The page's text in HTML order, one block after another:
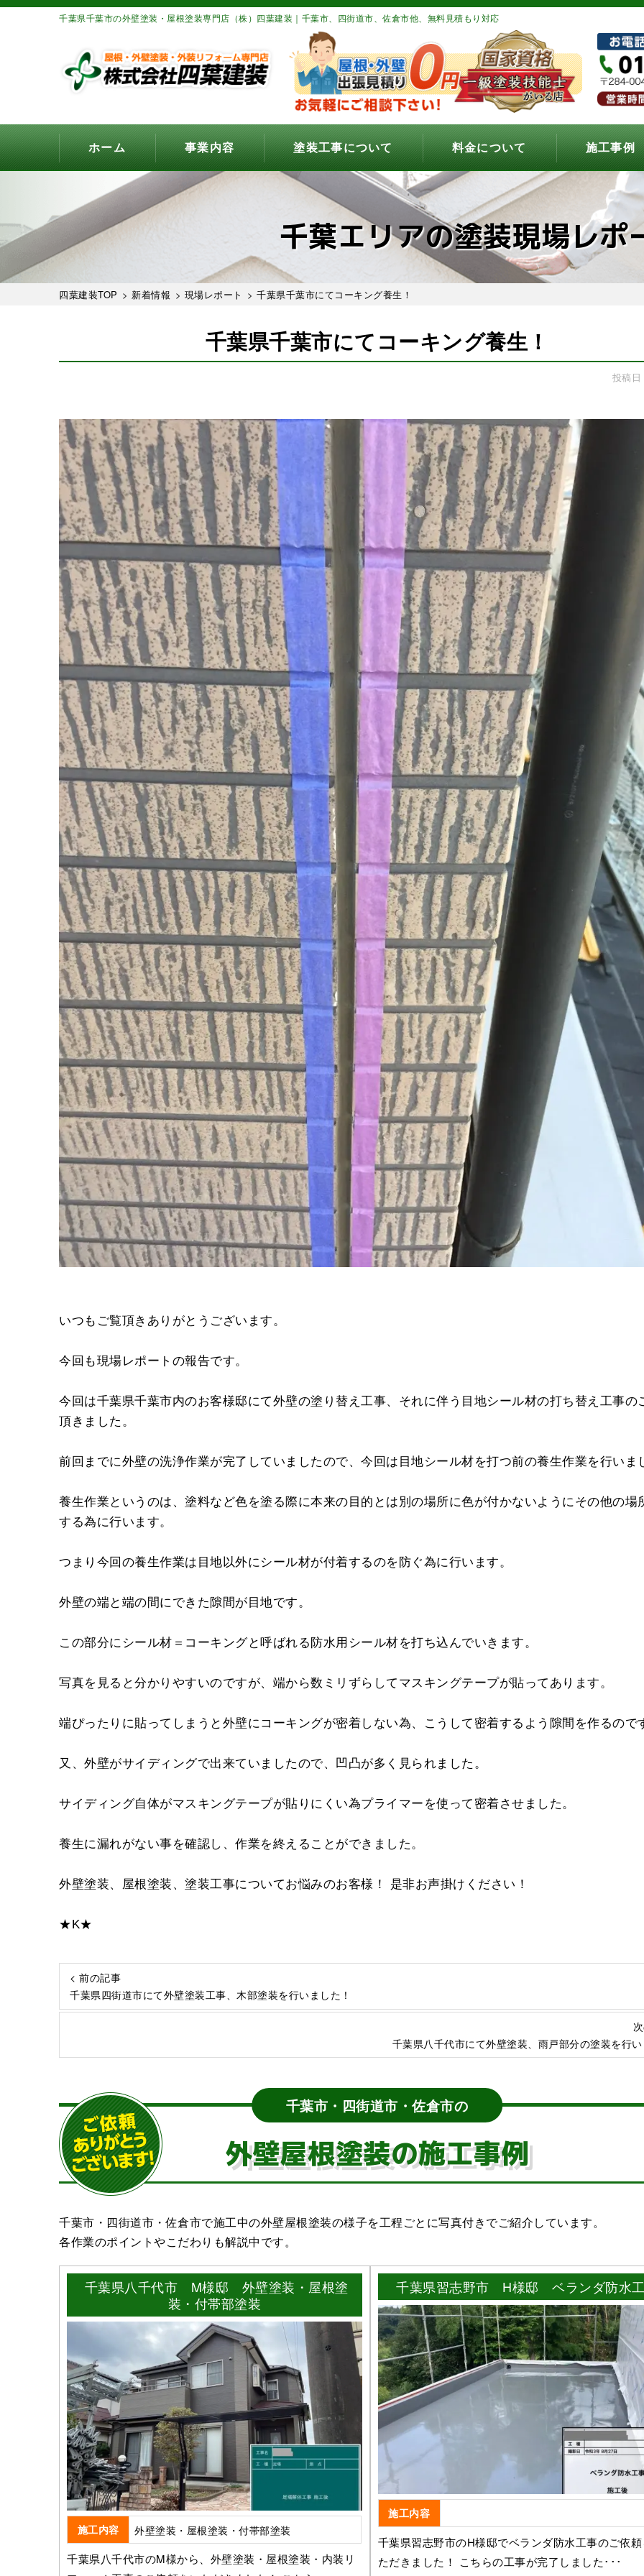
千葉県千葉市の外壁塗装・屋根塗装専門店（株）四葉建装｜千葉市、四街道市、佐倉市他、無料見積もり対応
ホーム 事業内容 塗装工事について 料金について 施工事例
千葉エリアの塗装現場レポ
四葉建装TOP > 新着情報 > 現場レポート > 千葉県千葉市にてコーキング養生！
千葉県千葉市にてコーキング養生！
投稿
いつもご覧頂きありがとうございます。
今回も現場レポートの報告です。
今回は千葉県千葉市内のお客様邸にて外壁の塗り替え工事、それに伴う目地シール材の打ち替え工事の
頂きました。
前回までに外壁の洗浄作業が完了していましたので、今回は目地シール材を打つ前の養生作業を行いま
養生作業というのは、塗料など色を塗る際に本来の目的とは別の場所に色が付かないようにその他の場
する為に行います。
つまり今回の養生作業は目地以外にシール材が付着するのを防ぐ為に行います。
外壁の端と端の間にできた隙間が目地です。
この部分にシール材＝コーキングと呼ばれる防水用シール材を打ち込んでいきます。
写真を見ると分かりやすいのですが、端から数ミリずらしてマスキングテープが貼ってあります。
端ぴったりに貼ってしまうと外壁にコーキングが密着しない為、こうして密着するよう隙間を作るので
又、外壁がサイディングで出来ていましたので、凹凸が多く見られました。
サイディング自体がマスキングテープが貼りにくい為プライマーを使って密着させました。
養生に漏れがない事を確認し、作業を終えることができました。
外壁塗装、屋根塗装、塗装工事についてお悩みのお客様！ 是非お声掛けください！
★K★
< 前の記事
千葉県四街道市にて外壁塗装工事、木部塗装を行いました！
千葉県八千代市にて外壁塗装、雨戸部分の塗装を行
千葉市・四街道市・佐倉市の
外壁屋根塗装の施工事例
千葉市・四街道市・佐倉市で施工中の外壁屋根塗装の様子を工程ごとに写真付きでご紹介しています。
各作業のポイントやこだわりも解説中です。
千葉県八千代市 M様邸 外壁塗装・屋根塗
装・付帯部塗装
施工内容
外壁塗装・屋根塗装・付帯部塗装
千葉県八千代市のM様から、外壁塗装・屋根塗装・内装リ
千葉県習志野市 H様邸 ベランダ防水
施工内容
千葉県習志野市のH様邸でベランダ防水工事のご依
ただきました！ こちらの工事が完了しました･･･